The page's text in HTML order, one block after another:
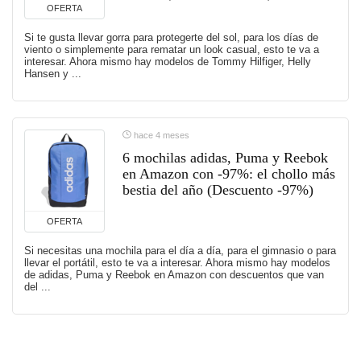
OFERTA
Si te gusta llevar gorra para protegerte del sol, para los días de
viento o simplemente para rematar un look casual, esto te va a
interesar. Ahora mismo hay modelos de Tommy Hilfiger, Helly
Hansen y ...
OFERTA
hace 4 meses
6 mochilas adidas, Puma y Reebok
en Amazon con -97%: el chollo más
bestia del año (Descuento -97%)
Si necesitas una mochila para el día a día, para el gimnasio o para
llevar el portátil, esto te va a interesar. Ahora mismo hay modelos
de adidas, Puma y Reebok en Amazon con descuentos que van
del ...